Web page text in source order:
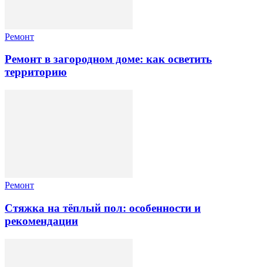
Ремонт
Ремонт в загородном доме: как осветить
территорию
Ремонт
Стяжка на тёплый пол: особенности и
рекомендации